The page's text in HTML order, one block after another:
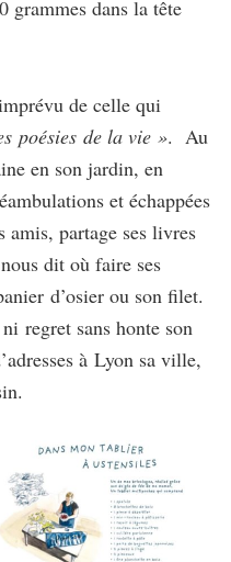
grammes dans la tête
de celle qui
poésies de la vie ». Au
en son jardin, en
et échappées
amis, partage ses livres
dit où faire ses
d’osier ou son filet.
regret sans honte son
à Lyon sa ville,